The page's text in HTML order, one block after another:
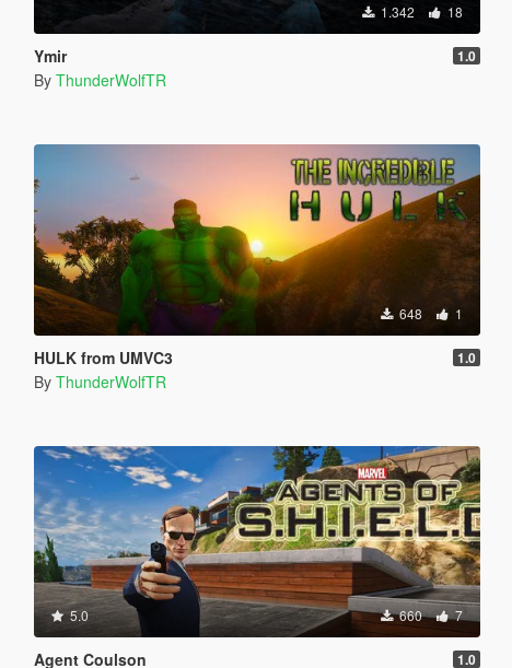
1.342 18
Ymir 1.0
By ThunderWolfTR
648 1
HULK from UMVC3 1.0
By ThunderWolfTR
5.0 660 7
Agent Coulson 1.0